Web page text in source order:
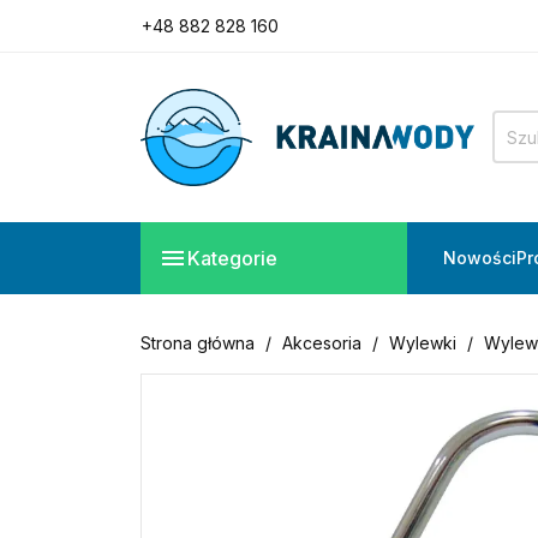
+48 882 828 160
Zadzwoń do nas!
+48 882 828 160
 Kategorie Nowości
Strona główna Akcesoria Wylewki